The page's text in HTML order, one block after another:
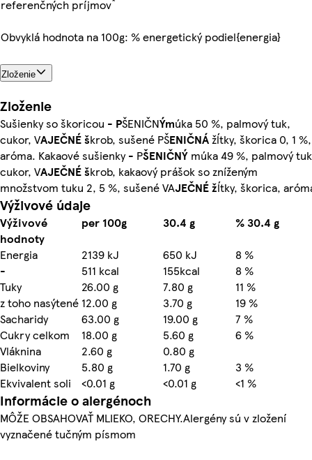
referenčných príjmov
Obvyklá hodnota na 100g: % energetický podiel{energia}
Zloženie
Zloženie
Sušienky so škoricou - PŠENIČNÝmúka 50 %, palmový tuk,
cukor, VAJEČNÉ škrob, sušené PŠENIČNÁžĺtky, škorica 0, 1 %,
aróma. Kakaové sušienky - PŠENIČNÝ múka 49 %, palmový
cukor, VAJEČNÉ škrob, kakaový prášok so zníženým
množstvom tuku 2, 5 %, sušené VAJEČNÉ žĺtky, škorica,
Výživové údaje
Výživové
hodnoty
per 100g 30.4 g
% 30.4 g
Energia
2139 kJ 650 kJ
8 %
-
511 kcal 155kcal
8 %
Tuky
26.00 g 7.80 g
11 %
z toho nasýtené 12.00 g 3.70 g
19 %
Sacharidy
63.00 g 19.00 g
7 %
Cukry celkom
18.00 g 5.60 g
6 %
Vláknina
2.60 g
0.80 g
Bielkoviny
5.80 g 1.70 g
3 %
Ekvivalent soli
<0.01 g <0.01 g <1 %
Informácie o alergénoch
MÔŽE OBSAHOVAŤ MLIEKO, ORECHY.Alergény sú v zložení
vyznačené tučným písmom